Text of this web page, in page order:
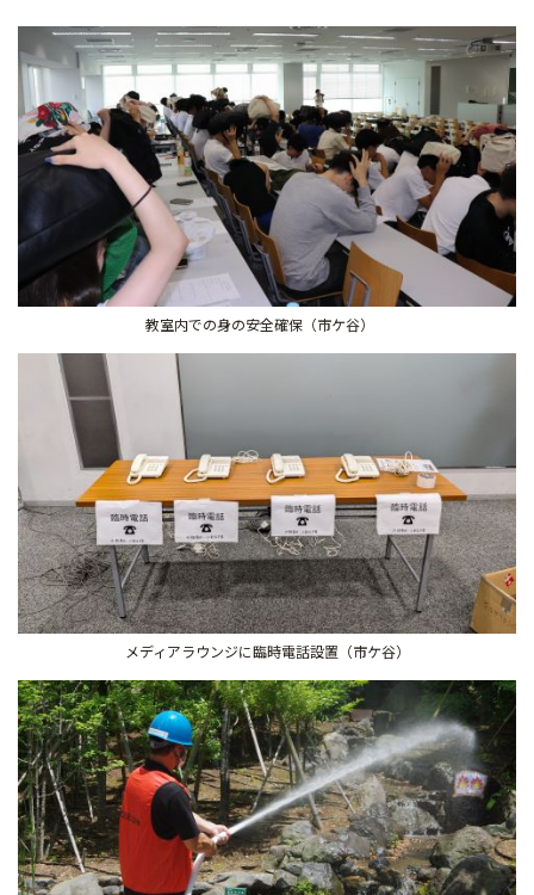
教室内での身の安全確保（市ケ谷）
メディアラウンジに臨時電話設置（市ケ谷）